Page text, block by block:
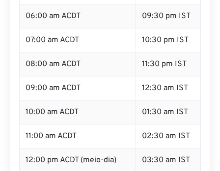
06:00 am ACDT 09:30 pm IST
07:00 am ACDT 10:30 pm IST
08:00 am ACDT 11:30 pm IST
09:00 am ACDT 12:30 am IST
10:00 am ACDT 01:30 am IST
11:00 am ACDT 02:30 am IST
12:00 pm ACDT (meio-dia) 03:30 am IST